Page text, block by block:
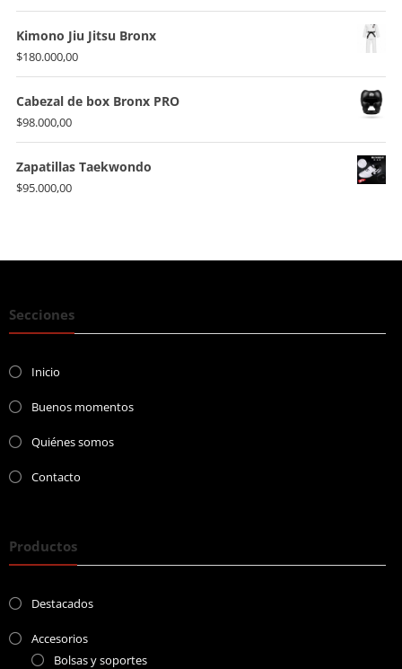
Kimono Jiu Jitsu Bronx
$180.000,00
Cabezal de box Bronx PRO
$98.000,00
Zapatillas Taekwondo
$95.000,00
Secciones
Inicio
Buenos momentos
Quiénes somos
Contacto
Productos
Destacados
Accesorios
Bolsas y soportes